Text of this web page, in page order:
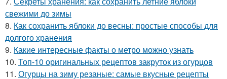
свежими до зимы
8. Как сохранить яблоки до весны: простые способы для
долгого хранения
9. Какие интересные факты о метро можно узнать
10. Топ-10 оригинальных рецептов закруток из огурцов
11. Огурцы на зиму резаные: самые вкусные рецепты